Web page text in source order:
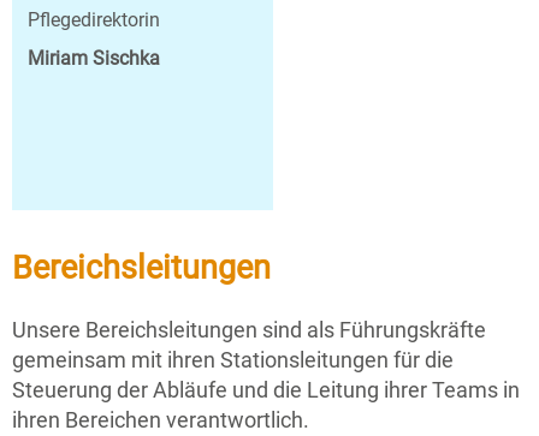
Pflegedirektorin
Miriam Sischka
Bereichsleitungen
Unsere Bereichsleitungen sind als Führungskräfte
gemeinsam mit ihren Stationsleitungen für die
Steuerung der Abläufe und die Leitung ihrer Teams in
ihren Bereichen verantwortlich.